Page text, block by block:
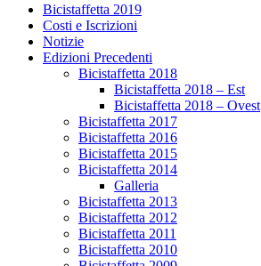
Bicistaffetta 2019
Costi e Iscrizioni
Notizie
Edizioni Precedenti
Bicistaffetta 2018
Bicistaffetta 2018 – Est
Bicistaffetta 2018 – Ovest
Bicistaffetta 2017
Bicistaffetta 2016
Bicistaffetta 2015
Bicistaffetta 2014
Galleria
Bicistaffetta 2013
Bicistaffetta 2012
Bicistaffetta 2011
Bicistaffetta 2010